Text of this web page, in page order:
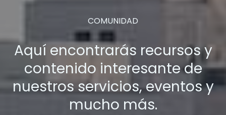
COMUNIDAD
Aquí encontrarás recursos y
contenido interesante de
nuestros servicios, eventos y
mucho más.